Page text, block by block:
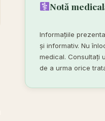
Notă
Informațiile
și informativ. Nu
medical. Consultați
de a urma orice